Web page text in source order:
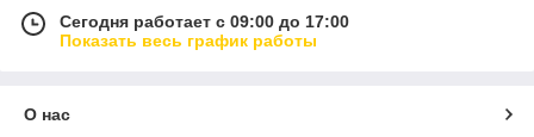
Сегодня работает с 09:00 до 17:00
Показать весь график работы
О нас